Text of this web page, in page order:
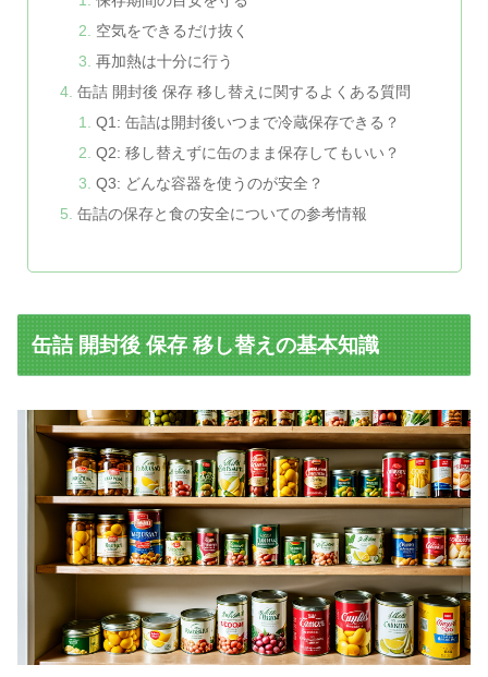
空気をできるだけ抜く
再加熱は十分に行う
缶詰 開封後 保存 移し替えに関するよくある質問
Q1: 缶詰は開封後いつまで冷蔵保存できる？
Q2: 移し替えずに缶のまま保存してもいい？
Q3: どんな容器を使うのが安全？
缶詰の保存と食の安全についての参考情報
缶詰 開封後 保存 移し替えの基本知識